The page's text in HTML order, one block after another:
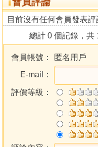
第二章 紫微斗數斷吉凶例
第一節 斷婚姻吉凶例題（
第二節 斷官運吉凶例題（
第三節 斷財運吉凶例題
第五節 斷疾厄宮吉凶例題
第三章 紫微斗數精簡案
案例1星曜名字中包含的
案例2官祿宮與職業選擇
案例3擎羊越旺越會遇到
案例4文曲化忌表示證件
目前沒有任何會員發表評
總計 0 個記錄，共
會員帳號：
匿名用戶
E-mail：
評價等級：